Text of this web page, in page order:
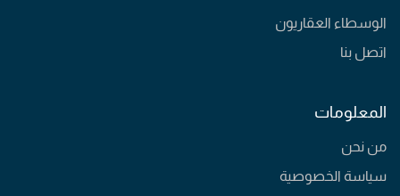
الوسطاء العقاريون
اتصل بنا
المعلومات
من نحن
سياسة الخصوصية